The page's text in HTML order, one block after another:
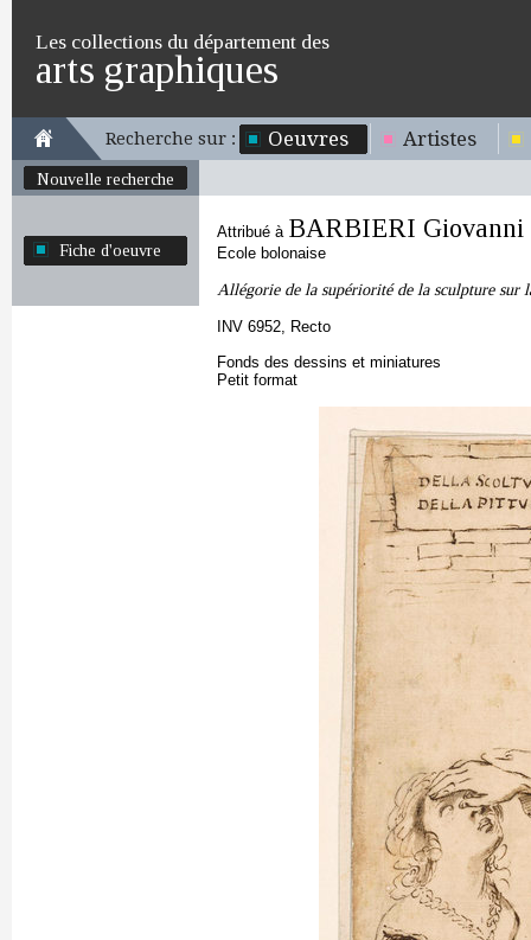
Les collections du département des
arts graphiques
Recherche sur : Oeuvres Artistes
Nouvelle recherche
Fiche d'oeuvre
Attribué à BARBIERI Giovanni
Ecole bolonaise
Allégorie de la supériorité de la sculpture sur
INV 6952, Recto
Fonds des dessins et miniatures
Petit format